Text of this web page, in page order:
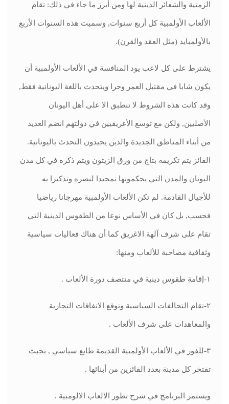
الزمنية والشعائر الدينية لها ومن أبرز ما جاء في ذلك: تقام
الألعاب الأولمبية كل أربع سنوات, وسميت هذه السنوات الأربع
بالأولمبايد (مثل العقد والقرن).
يشترط على كل لاعب يود المنافسة في الألعاب الأولمبية أن
يكون شابا في مقتبل العمر وحرا ويتحدث باللغة اليونانية فقط,
وقد كانت هذه الشروط لا تنطبق الا على أهل اليونان
الأصليين, ولكن مع توسع الأغريقيين في دولتهم انضم العديد
من أبناء المناطق الجديدة والذين يجيدون التحدث باليونانية.
الفائز يتم تكريمه بتاج من ورق الزيتون ويتم ذكره في كل مدن
اليونان والمدن التي يحكمونها تمجيدا لنصره وتذكيرا به
للأجيال القادمة. لم تكن الألعاب الأولمبية مهرجانا رياضيا
فحسب, بل كان في الأساس نوعا من الطقوس الدينية التي
تقام على شرف آلهة الاغريق كما أن هناك فعاليات سياسية
وثقافية مصاحبة للألعاب ومنها:
١-إقامة طقوس دينية في منتصف دورة الألعاب .
٢-تقام التحالفات السياسية وتوقع الاتفاقات التجارية
والمعاهدات على شرف الألعاب .
٣-للفوز في الألعاب الأولمبية القديمة طابع سياسي , بحيث
تفتخر كل مدينة بعدد الفائزين من أبنائها .
ويستمر البرنامج في شرح تطور الالعاب الالومبية .